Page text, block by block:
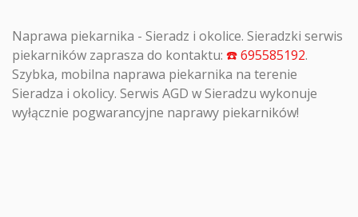
Naprawa piekarnika - Sieradz i okolice. Sieradzki serwis
piekarników zaprasza do kontaktu: ☎️ 695585192.
Szybka, mobilna naprawa piekarnika na terenie
Sieradza i okolicy. Serwis AGD w Sieradzu wykonuje
wyłącznie pogwarancyjne naprawy piekarników!